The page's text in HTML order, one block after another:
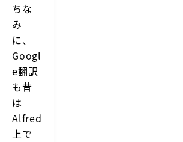
ちな
み
に、
Googl
e翻訳
も昔
は
Alfred
上で